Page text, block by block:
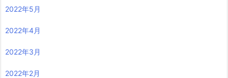
2022年5月
2022年4月
2022年3月
2022年2月